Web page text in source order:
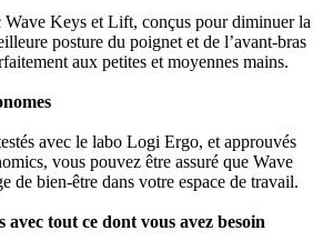
Wave Keys et Lift, conçus pour diminuer la
posture du poignet et de l’avant-bras
aux petites et moyennes mains.
avec le labo Logi Ergo, et approuvés
vous pouvez être assuré que Wave
de bien-être dans votre espace de travail.
avec tout ce dont vous avez besoin